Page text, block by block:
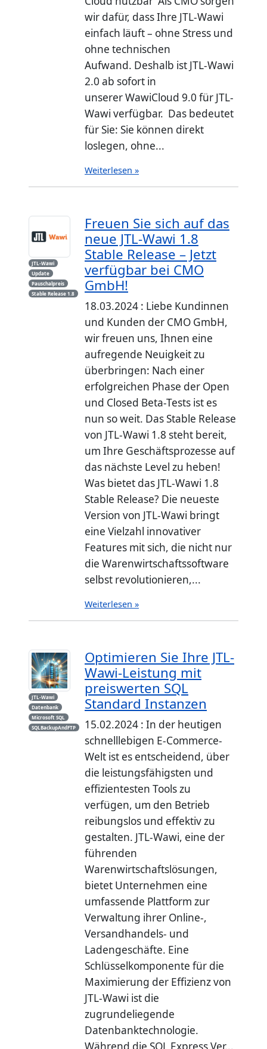
wir dafür, dass Ihre JTL-Wawi
einfach läuft – ohne Stress und
ohne technischen
Aufwand. Deshalb ist JTL-Wawi
2.0 ab sofort in
unserer WawiCloud 9.0 für JTL-
Wawi verfügbar. Das bedeutet
für Sie: Sie können direkt
loslegen, ohne...
Weiterlesen »
JTL-Wawi
Update
Pauschalpreis
Stable Release 1.8
Freuen Sie sich auf das
neue JTL-Wawi 1.8
Stable Release – Jetzt
verfügbar bei CMO
GmbH!
18.03.2024 : Liebe Kundinnen
und Kunden der CMO GmbH,
wir freuen uns, Ihnen eine
aufregende Neuigkeit zu
überbringen: Nach einer
erfolgreichen Phase der Open
und Closed Beta-Tests ist es
nun so weit. Das Stable Release
von JTL-Wawi 1.8 steht bereit,
um Ihre Geschäftsprozesse auf
das nächste Level zu heben!
Was bietet das JTL-Wawi 1.8
Stable Release? Die neueste
Version von JTL-Wawi bringt
eine Vielzahl innovativer
Features mit sich, die nicht nur
die Warenwirtschaftssoftware
selbst revolutionieren,...
Weiterlesen »
JTL-Wawi
Datenbank
Microsoft SQL
SQLBackupAndFTP
Optimieren Sie Ihre JTL-
Wawi-Leistung mit
preiswerten SQL
Standard Instanzen
15.02.2024 : In der heutigen
schnelllebigen E-Commerce-
Welt ist es entscheidend, über
die leistungsfähigsten und
effizientesten Tools zu
verfügen, um den Betrieb
reibungslos und effektiv zu
gestalten. JTL-Wawi, eine der
führenden
Warenwirtschaftslösungen,
bietet Unternehmen eine
umfassende Plattform zur
Verwaltung ihrer Online-,
Versandhandels- und
Ladengeschäfte. Eine
Schlüsselkomponente für die
Maximierung der Effizienz von
JTL-Wawi ist die
zugrundeliegende
Datenbanktechnologie.
Während die SQL Express Ver...